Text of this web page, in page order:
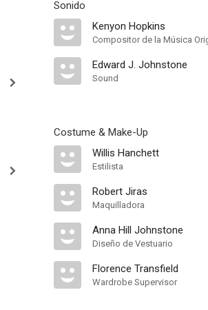
Sonido
Kenyon Hopkins
Compositor de la Música
Edward J. Johnstone
Sound
Costume & Make-Up
Willis Hanchett
Estilista
Robert Jiras
Maquilladora
Anna Hill Johnstone
Diseño de Vestuario
Florence Transfield
Wardrobe Supervisor